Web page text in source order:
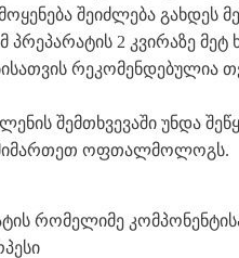
შეიძლება გახდეს
პრეპარატის 2 კვირაზე მეტ
შემთხვევაში უნდა
ოფთალმოლოგს.
რომელიმე